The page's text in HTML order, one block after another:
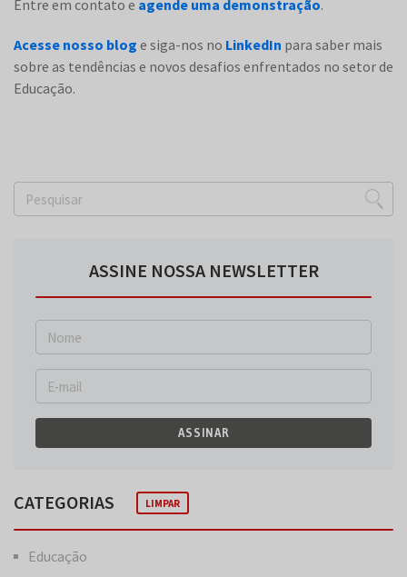
Entre em contato e agende uma demonstração.
Acesse nosso blog e siga-nos no LinkedIn para saber mais
sobre as tendências e novos desafios enfrentados no setor de
Educação.
ASSINE NOSSA NEWSLETTER
ASSINAR
CATEGORIAS LIMPAR
Educação